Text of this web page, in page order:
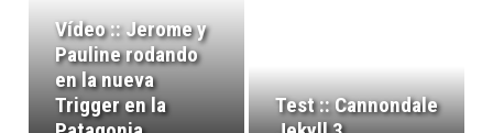
Vídeo :: Jerome y
Pauline rodando
en la nueva
Trigger en la
Test :: Cannondale